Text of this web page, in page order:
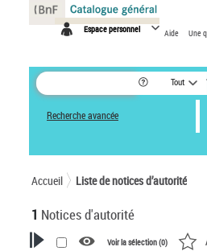
Espace personnel Aide Une
Tout
Recherche avancée
Accueil Liste de notices d’autorité
1 Notices d'autorité
Voir la sélection (0)
Panneau de gestion des cookies